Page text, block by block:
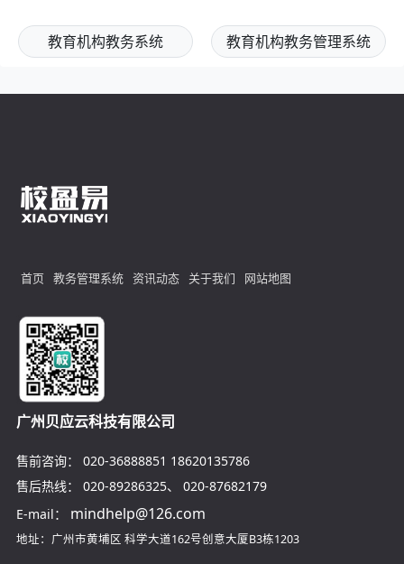
教育机构教务系统 教育机构教务管理系统
首页 教务管理系统 资讯动态 关于我们 网站地图
广州贝应云科技有限公司
售前咨询： 020-36888851 18620135786
售后热线：
020-89286325、 020-87682179
E-mail：
mindhelp@126.com
地址：广州市黄埔区 科学大道162号创意大厦B3栋1203